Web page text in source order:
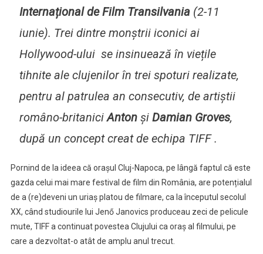
Internațional de Film Transilvania (2-11
iunie). Trei dintre monștrii iconici ai
Hollywood-ului se insinuează în viețile
tihnite ale clujenilor în trei spoturi realizate,
pentru al patrulea an consecutiv, de artiștii
româno-britaniciAnton și Damian Groves,
după un concept creat de echipa TIFF .
Pornind de la ideea că orașul Cluj-Napoca, pe lângă faptul că este
gazda celui mai mare festival de film din România, are potențialul
de a (re)deveni un uriaș platou de filmare, ca la începutul secolul
XX, când studiourile lui Jenő Janovics produceau zeci de pelicule
mute, TIFF a continuat povestea Clujului ca oraș al filmului, pe
care a dezvoltat-o atât de amplu anul trecut.